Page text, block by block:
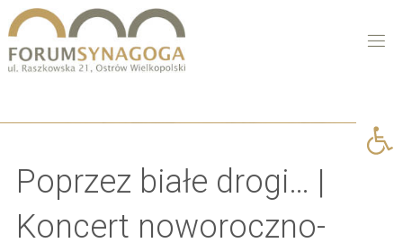
Poprzez białe drogi… |
Koncert noworoczno-